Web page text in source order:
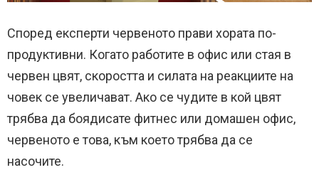
Според експерти червеното прави хората по-
продуктивни. Когато работите в офис или стая в
червен цвят, скоростта и силата на реакциите на
човек се увеличават. Ако се чудите в кой цвят
трябва да боядисате фитнес или домашен офис,
червеното е това, към което трябва да се
насочите.